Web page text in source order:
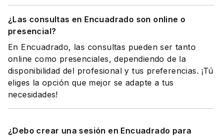
¿Las consultas en Encuadrado son online o
presencial?
En Encuadrado, las consultas pueden ser tanto
online como presenciales, dependiendo de la
disponibilidad del profesional y tus preferencias. ¡Tú
eliges la opción que mejor se adapte a tus
necesidades!
¿Debo crear una sesión en Encuadrado para